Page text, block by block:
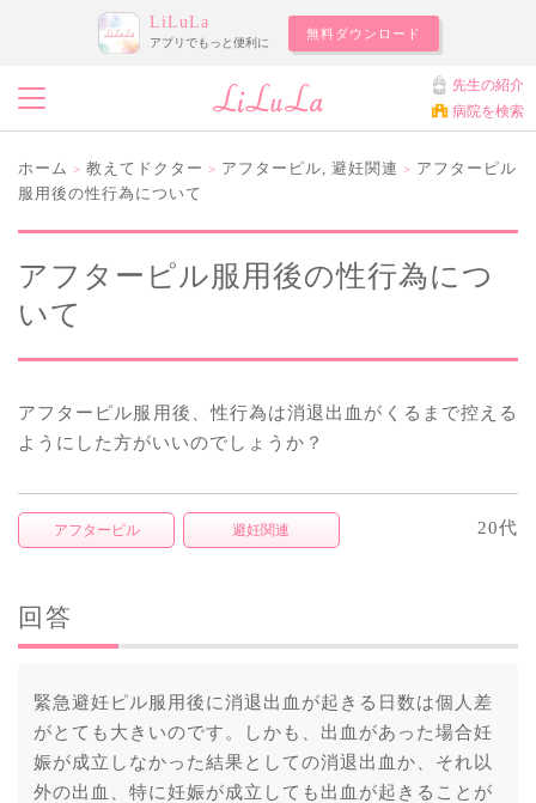
LiLuLa
アプリでもっと便利に
無料ダウンロード
先生の紹介
病院を検索
ホーム > 教えてドクター > アフターピル, 避妊関連 > アフターピル
服用後の性行為について
アフターピル服用後の性行為につ
いて
アフターピル服用後、性行為は消退出血がくるまで控える
ようにした方がいいのでしょうか？
アフターピル 避妊関連 20代
回答
緊急避妊ピル服用後に消退出血が起きる日数は個人差
がとても大きいのです。しかも、出血があった場合妊
娠が成立しなかった結果としての消退出血か、それ以
外の出血、特に妊娠が成立しても出血が起きることが